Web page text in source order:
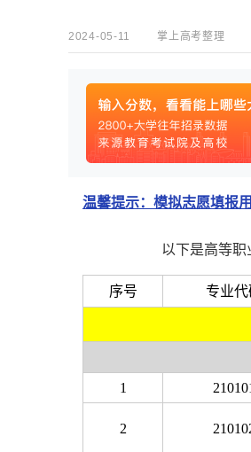
2024-05-11 掌上高考整理
温馨提示：模拟志愿填报
以下是高等职
序号 专业代
1
2